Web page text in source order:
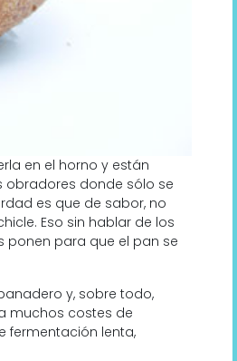
en el horno y están
obradores donde sólo se
es que de sabor, no
Eso sin hablar de los
ponen para que el pan se
y, sobre todo,
muchos costes de
fermentación lenta,